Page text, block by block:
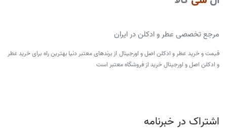
مرجع تخصصی عطر و ادکلن در ایران
قیمت و خرید عطر و ادکلن اصل و اورجینال از برندهای معتبر دنیا بهترین راه برای خرید عطر
و ادکلن اصل و اورجینال خرید از فروشگاه معتبر است
اشتراک در خبرنامه